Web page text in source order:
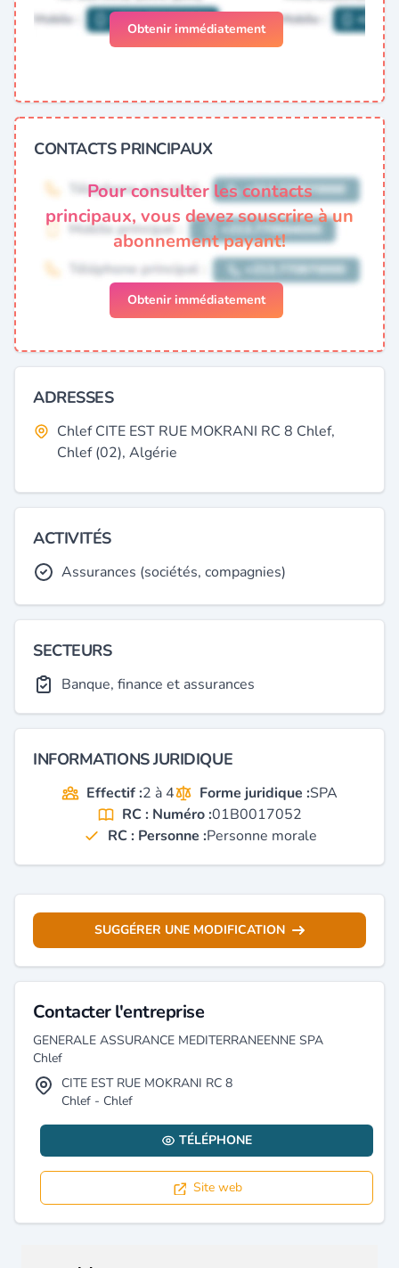
Obtenir immédiatement
CONTACTS PRINCIPAUX
Pour consulter les contacts
principaux, vous devez souscrire à un
abonnement payant!
Obtenir immédiatement
ADRESSES
Chlef CITE EST RUE MOKRANI RC 8 Chlef,
Chlef (02), Algérie
ACTIVITÉS
Assurances (sociétés, compagnies)
SECTEURS
Banque, finance et assurances
INFORMATIONS JURIDIQUE
Effectif :2 à 4 Forme juridique :SPA
RC : Numéro :01B0017052
RC : Personne :Personne morale
SUGGÉRER UNE MODIFICATION
Contacter l'entreprise
GENERALE ASSURANCE MEDITERRANEENNE SPA
Chlef
CITE EST RUE MOKRANI RC 8
Chlef - Chlef
TÉLÉPHONE
Site web